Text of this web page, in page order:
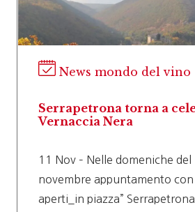
News mondo del vino
Serrapetrona torna a
Vernaccia Nera
11 Nov – Nelle domeniche del
novembre appuntamento con
aperti_in piazza”